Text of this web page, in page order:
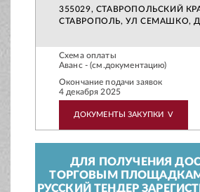
355029, СТАВРОПОЛЬСКИЙ
СТАВРОПОЛЬ, УЛ СЕМАШКО,
Схема оплаты
Аванс - (см.документацию)
Окончание подачи заявок
4 декабря 2025
ДОКУМЕНТЫ ЗАКУПКИ V
ДЛЯ ПОЛУЧЕНИЯ
ТОРГОВЫМ
РУССКИЙ ТЕНДЕР